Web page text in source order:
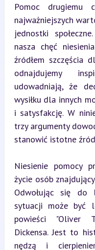
Pomoc drugiemu
najważniejszych
jednostki
nasza chęć
źródłem szczęścia
odnajdujemy
udowadniają, że
wysiłku dla innych
i satysfakcję. W
trzy argumenty
stanowić istotne
Niesienie pomocy
życie osób
Odwołując się do
sytuacji może być
powieści "Oliver
Dickensa. Jest to
nędzą i